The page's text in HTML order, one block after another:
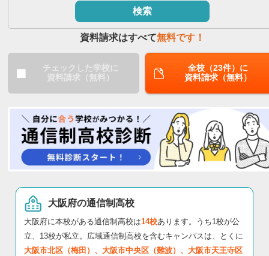
検索
資料請求はすべて無料です！
チェックした学校に
資料請求（無料）
全校（23件）に
資料請求（無料）
大阪府の通信制高校
大阪府に本校がある通信制高校は14校あります。うち1校が公
立、13校が私立。広域通信制高校を含むキャンパスは、とくに
大阪市北区（梅田）、大阪市中央区（難波）、大阪市天王寺区